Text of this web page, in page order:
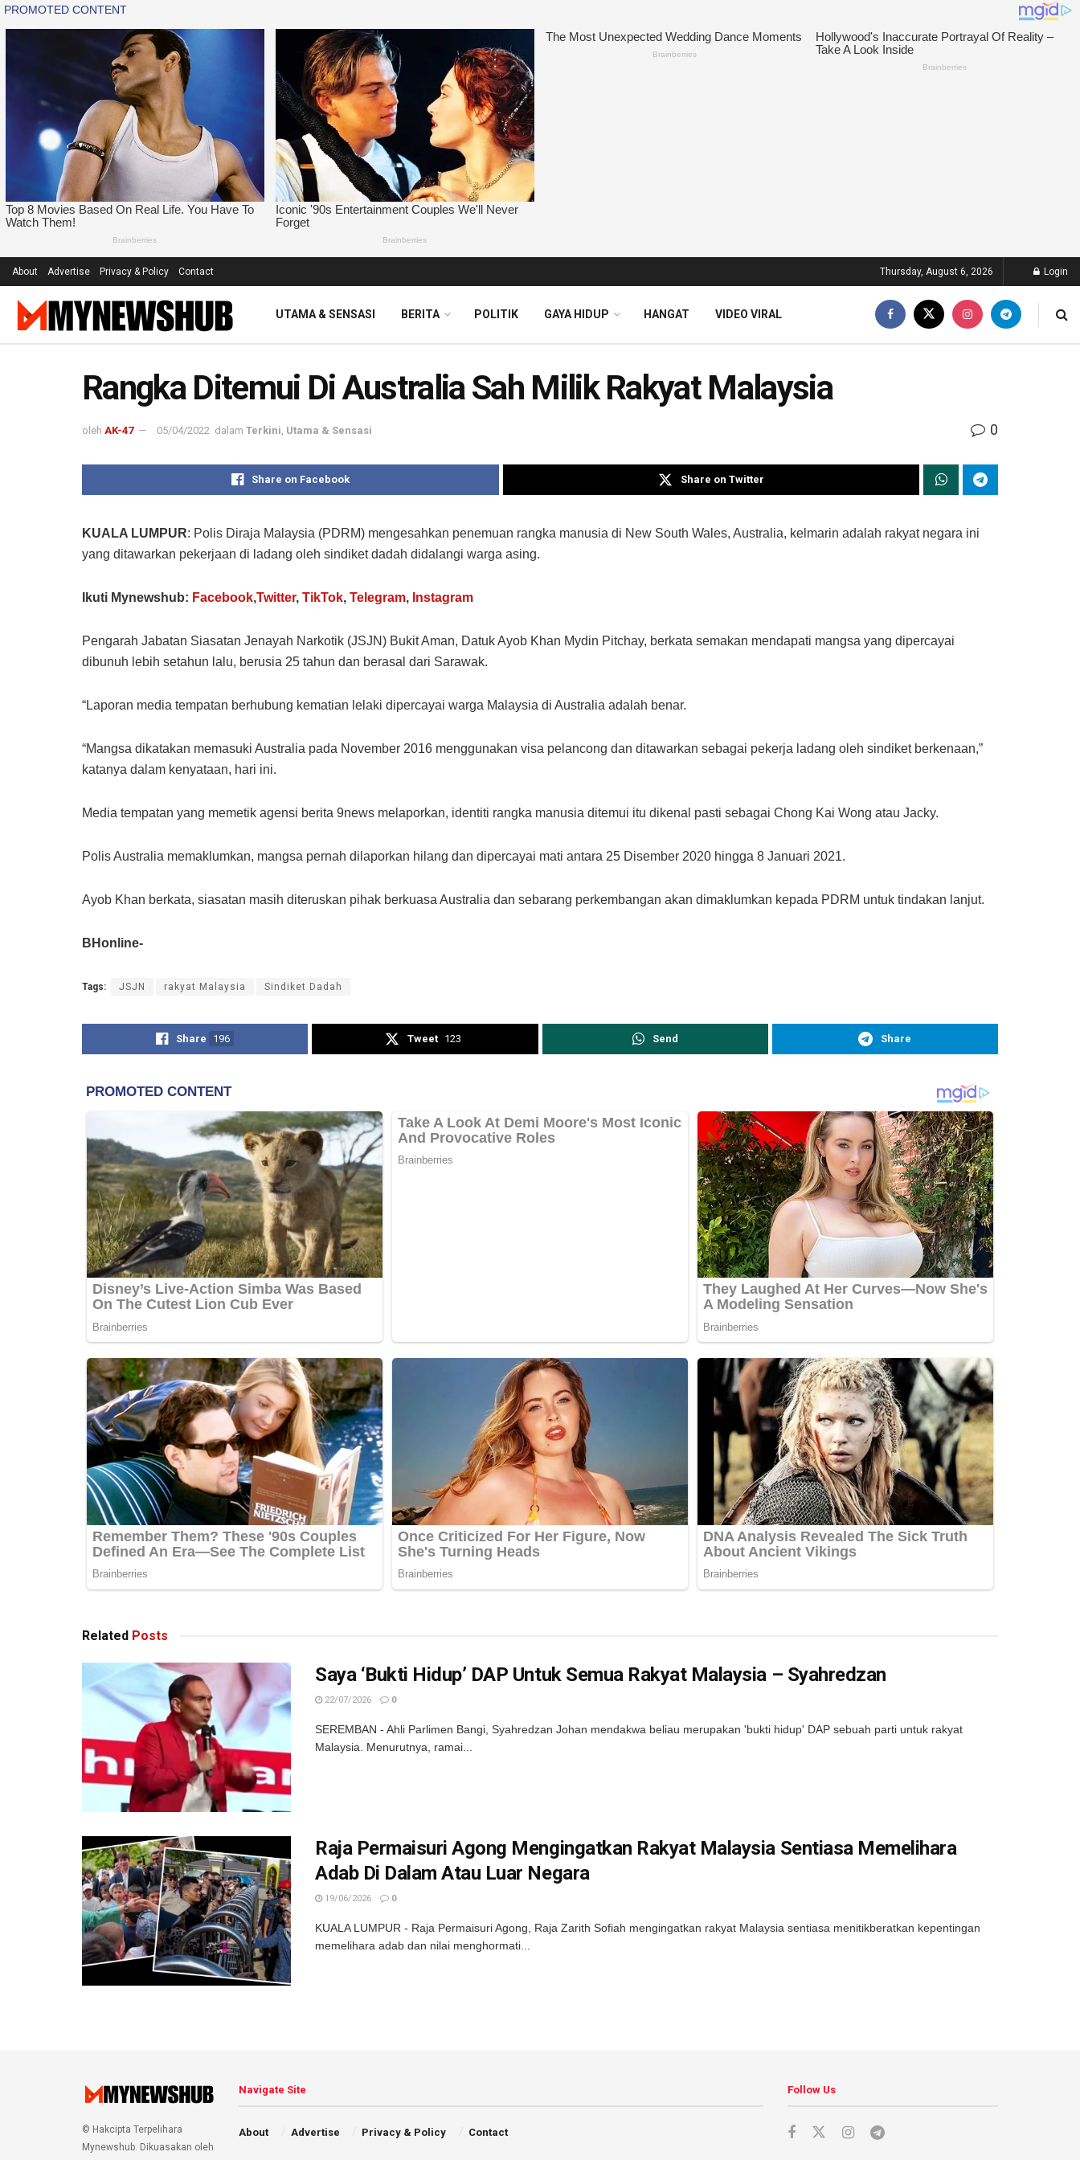
About Advertise Privacy & Policy Contact Thursday, August 6, 2026 Login
UTAMA & SENSASI BERITA POLITIK GAYA HIDUP HANGAT VIDEO VIRAL
Rangka Ditemui Di Australia Sah Milik Rakyat Malaysia
oleh AK-47 05/04/2022 dalam Terkini Utama & Sensasi 0
Share on Facebook Share on Twitter
KUALA LUMPUR: Polis Diraja Malaysia (PDRM) mengesahkan penemuan rangka manusia di New South Wales, Australia, kelmarin adalah rakyat negara ini
yang ditawarkan pekerjaan di ladang oleh sindiket dadah didalangi warga asing.
Ikuti Mynewshub: Facebook,Twitter, TikTok, Telegram, Instagram
Pengarah Jabatan Siasatan Jenayah Narkotik (JSJN) Bukit Aman, Datuk Ayob Khan Mydin Pitchay, berkata semakan mendapati mangsa yang dipercayai
dibunuh lebih setahun lalu, berusia 25 tahun dan berasal dari Sarawak.
“Laporan media tempatan berhubung kematian lelaki dipercayai warga Malaysia di Australia adalah benar.
“Mangsa dikatakan memasuki Australia pada November 2016 menggunakan visa pelancong dan ditawarkan sebagai pekerja ladang oleh sindiket berkenaan,”
katanya dalam kenyataan, hari ini.
Media tempatan yang memetik agensi berita 9news melaporkan, identiti rangka manusia ditemui itu dikenal pasti sebagai Chong Kai Wong atau Jacky.
Polis Australia memaklumkan, mangsa pernah dilaporkan hilang dan dipercayai mati antara 25 Disember 2020 hingga 8 Januari 2021.
Ayob Khan berkata, siasatan masih diteruskan pihak berkuasa Australia dan sebarang perkembangan akan dimaklumkan kepada PDRM untuk tindakan lanjut.
BHonline-
Tags: JSJN rakyat Malaysia Sindiket Dadah
Share 196 Tweet 123 Send Share
Related Posts
Saya ‘Bukti Hidup’ DAP Untuk Semua Rakyat Malaysia – Syahredzan
22/07/2026 0
SEREMBAN - Ahli Parlimen Bangi, Syahredzan Johan mendakwa beliau merupakan 'bukti hidup' DAP sebuah parti untuk rakyat
Malaysia. Menurutnya, ramai...
Raja Permaisuri Agong Mengingatkan Rakyat Malaysia Sentiasa Memelihara
Adab Di Dalam Atau Luar Negara
19/06/2026 0
KUALA LUMPUR - Raja Permaisuri Agong, Raja Zarith Sofiah mengingatkan rakyat Malaysia sentiasa menitikberatkan kepentingan
memelihara adab dan nilai menghormati...
© Hakcipta Terpelihara
Mynewshub. Dikuasakan oleh
Navigate Site
About Advertise Privacy & Policy Contact
Follow Us